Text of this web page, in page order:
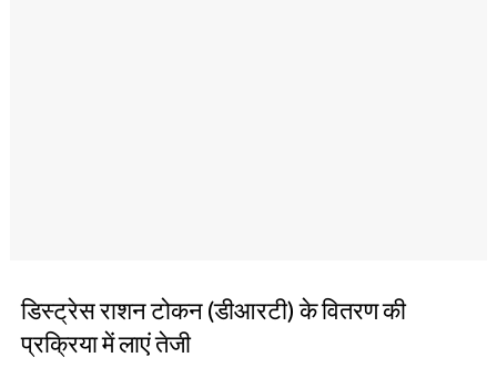
डिस्ट्रेस राशन टोकन (डीआरटी) के वितरण की
प्रक्रिया में लाएं तेजी